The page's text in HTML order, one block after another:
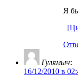
Я
Гулямыч:
16/12/2010 в